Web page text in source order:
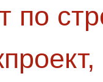
по
,